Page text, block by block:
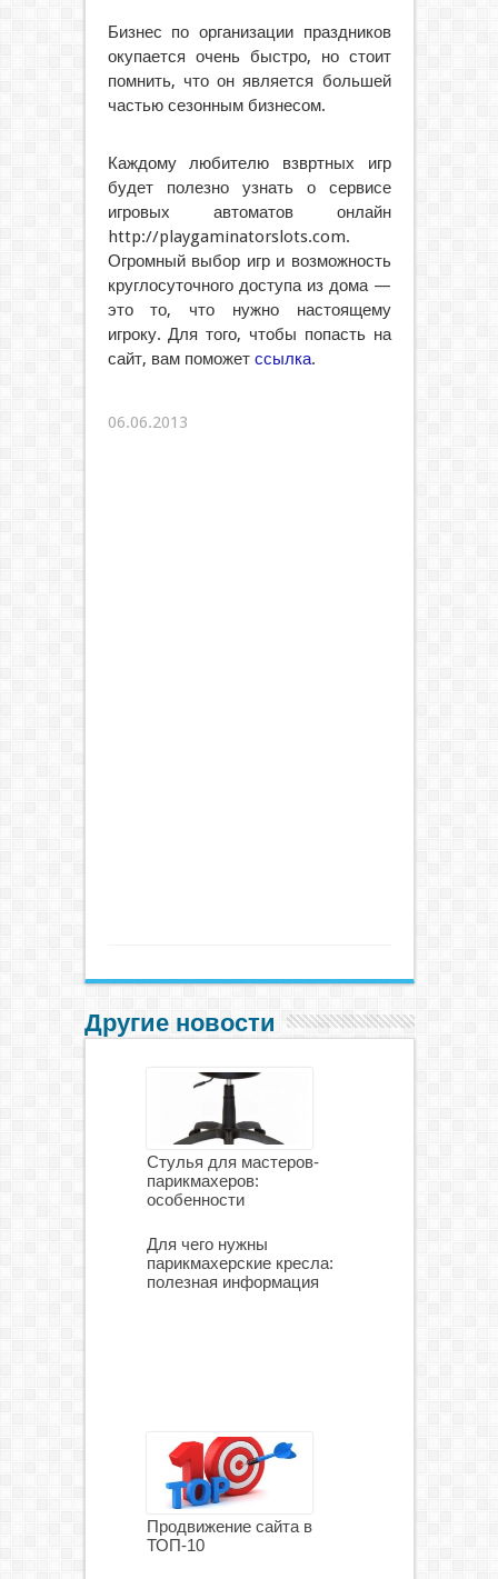
Бизнес по организации праздников
окупается очень быстро, но стоит
помнить, что он является большей
частью сезонным бизнесом.
Каждому любителю взвртных игр
будет полезно узнать о сервисе
игровых автоматов онлайн
http://playgaminatorslots.com.
Огромный выбор игр и возможность
круглосуточного доступа из дома —
это то, что нужно настоящему
игроку. Для того, чтобы попасть на
сайт, вам поможет ссылка.
06.06.2013
Другие новости
Стулья для мастеров-
парикмахеров:
особенности
Для чего нужны
парикмахерские кресла:
полезная информация
Продвижение сайта в
ТОП-10